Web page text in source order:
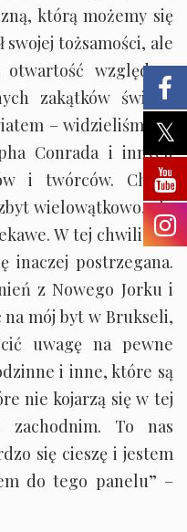
którą możemy się
tożsamości, ale
względem
zakątków świata,
– widzieliśmy to
Conrada i innych
i twórców. Chyba
wielowątkowo, ale
W tej chwili być
inaczej postrzegana.
z Nowego Jorku i
mój byt w Brukseli,
uwagę na pewne
i inne, które są
nie kojarzą się w tej
To nas
się cieszę i jestem
do tego panelu” –